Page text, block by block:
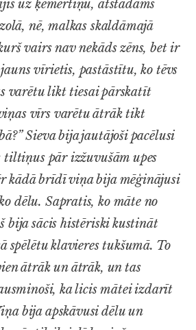
uz ķemertiņu, atstādams
nē, malkas skaldāmajā
vairs nav nekāds zēns, bet ir
vīrietis, pastāstītu, ko tēvs
varētu likt tiesai pārskatīt
vīrs varētu ātrāk tikt
Sieva bija jautājoši pacēlusi
tiltiņus pār izžuvušām upes
kādā brīdī viņa bija mēģinājusi
dēlu. Sapratis, ko māte no
bija sācis histēriski kusti­nāt
spēlētu klavieres tukšumā. To
ātrāk un ātrāk, un tas
ka licis mātei izdarīt
bija apskāvusi dēlu un